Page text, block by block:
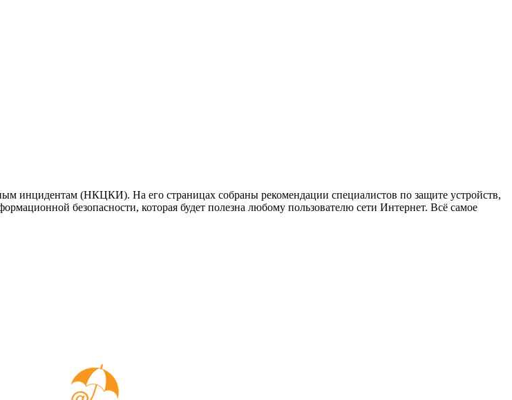
инцидентам (НКЦКИ). На его страницах собраны рекомендации специалистов по защите устройств,
безопасности, которая будет полезна любому пользователю сети Интернет. Всё самое